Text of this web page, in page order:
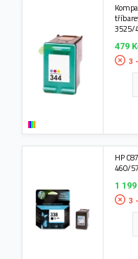
3525/
479
3
HP
460/
1
3